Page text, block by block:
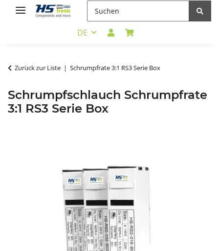
DE
Zurück zur Liste Schrumpfrate 3:1 RS3 Serie Box
Schrumpfschlauch Schrumpfrate
3:1 RS3 Serie Box